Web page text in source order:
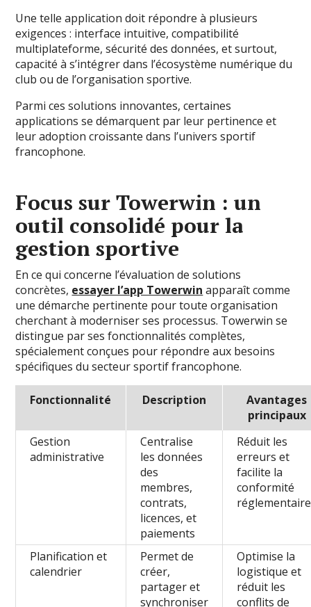
Une telle application doit répondre à plusieurs
exigences : interface intuitive, compatibilité
multiplateforme, sécurité des données, et surtout,
capacité à s’intégrer dans l’écosystème numérique du
club ou de l’organisation sportive.
Parmi ces solutions innovantes, certaines
applications se démarquent par leur pertinence et
leur adoption croissante dans l’univers sportif
francophone.
Focus sur Towerwin : un
outil consolidé pour la
gestion sportive
En ce qui concerne l’évaluation de solutions
concrètes, essayer l’app Towerwin apparaît comme
une démarche pertinente pour toute organisation
cherchant à moderniser ses processus. Towerwin se
distingue par ses fonctionnalités complètes,
spécialement conçues pour répondre aux besoins
spécifiques du secteur sportif francophone.
Fonctionnalité Description
Avantages
principaux
Gestion
administrative
Centralise
les données
des
membres,
contrats,
licences, et
paiements
Réduit les
erreurs et
facilite la
conformité
réglementaire
Planification et
calendrier
Permet de
créer,
partager et
synchroniser
Optimise la
logistique et
réduit les
conflits de